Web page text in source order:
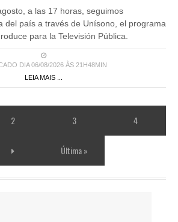
a las 17 horas, seguimos
del país a través de Unísono, el programa
para la Televisión Pública.
DIA 06/08/2026 ÀS 21H48MIN
LEIA MAIS ...
2 3 4
Última »